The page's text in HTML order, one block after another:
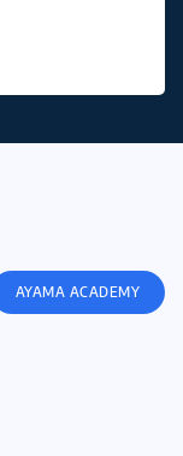
AYAMA ACADEMY